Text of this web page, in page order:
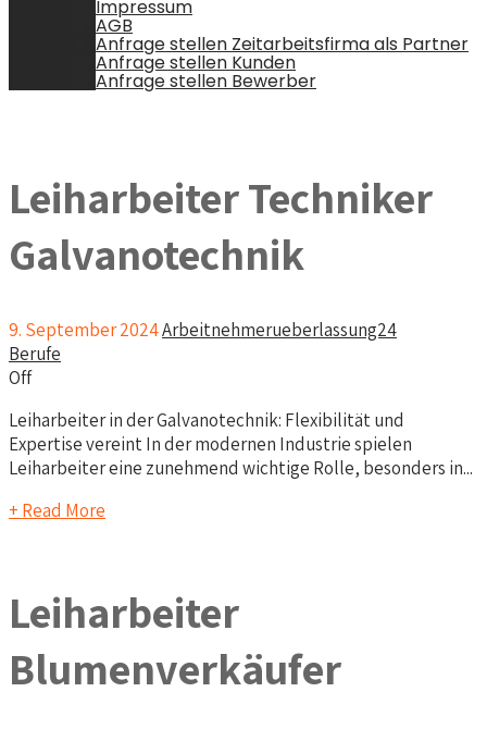
Impressum
AGB
Anfrage stellen Zeitarbeitsfirma als Partner
Anfrage stellen Kunden
Anfrage stellen Bewerber
Leiharbeiter Techniker
Galvanotechnik
9. September 2024Arbeitnehmerueberlassung24
Berufe
Off
Leiharbeiter in der Galvanotechnik: Flexibilität und
Expertise vereint In der modernen Industrie spielen
Leiharbeiter eine zunehmend wichtige Rolle, besonders in...
+ Read More
Leiharbeiter
Blumenverkäufer